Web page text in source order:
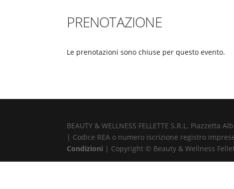
PRENOTAZIONE
Le prenotazioni sono chiuse per questo evento.
BEAUTY & WELLNESS FELLETTE S.R.L.
| Codice REA o numero iscrizione registro
Condizioni | Copyright © Beauty & Wellness